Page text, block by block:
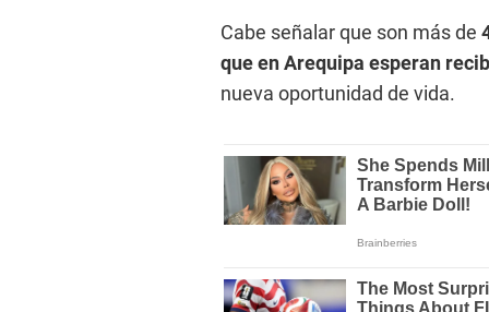
Cabe señalar que son más de
que en Arequipa esperan
nueva oportunidad de vida.